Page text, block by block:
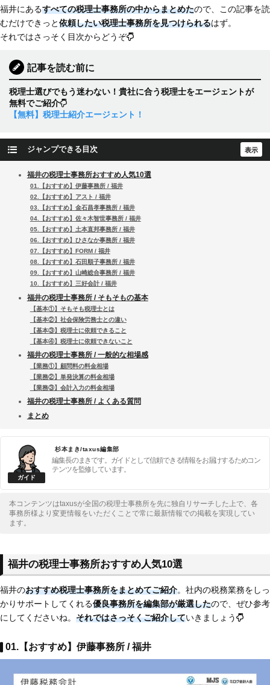
福井にあるすべての税理士事務所の中からまとめたので、この記事を読
むだけできっと依頼したい税理士事務所を見つけられるはず。
それではさっそく目次からどうぞ
記事を読む前に
税理士選びでもう迷わない！貴社に合う税理士をエージェントが
無料でご紹介
【無料】税理士紹介エージェント！
ジャンプできる目次
福井の税理士事務所おすすめ人気10選
01.【おすすめ】伊藤事務所 / 福井
02.【おすすめ】アスト / 福井
03.【おすすめ】金石昌孝事務所 / 福井
04.【おすすめ】佐々木智世事務所 / 福井
05.【おすすめ】土本直邦事務所 / 福井
06.【おすすめ】ひさなか事務所 / 福井
07.【おすすめ】FORM / 福井
08.【おすすめ】石田順子事務所 / 福井
09.【おすすめ】山崎総合事務所 / 福井
10.【おすすめ】三好会計 / 福井
福井の税理士事務所 / そもそもの基本
【基本①】そもそも税理士とは
【基本②】社会保険労務士との違い
【基本③】税理士に依頼できること
【基本④】税理士に依頼できないこと
福井の税理士事務所 / 一般的な相場感
【業務①】顧問料の料金相場
【業務②】単発決算の料金相場
【業務③】会計入力の料金相場
福井の税理士事務所 / よくある質問
まとめ
杉本まき/taxus編集部
編集長のまきです。ガイドとして信頼できる情報をお届けするためコン
テンツを監修しています。
本コンテンツはtaxusが全国の税理士事務所を先に独自リサーチした上で、各
事務所様より変更情報をいただくことで常に最新情報での掲載を実現してい
ます。
福井の税理士事務所おすすめ人気10選
福井のおすすめ税理士事務所をまとめてご紹介。社内の税務業務をしっ
かりサポートしてくれる優良事務所を編集部が厳選したので、ぜひ参考
にしてくださいね。 それではさっそくご紹介していきましょう
01.【おすすめ】伊藤事務所 / 福井